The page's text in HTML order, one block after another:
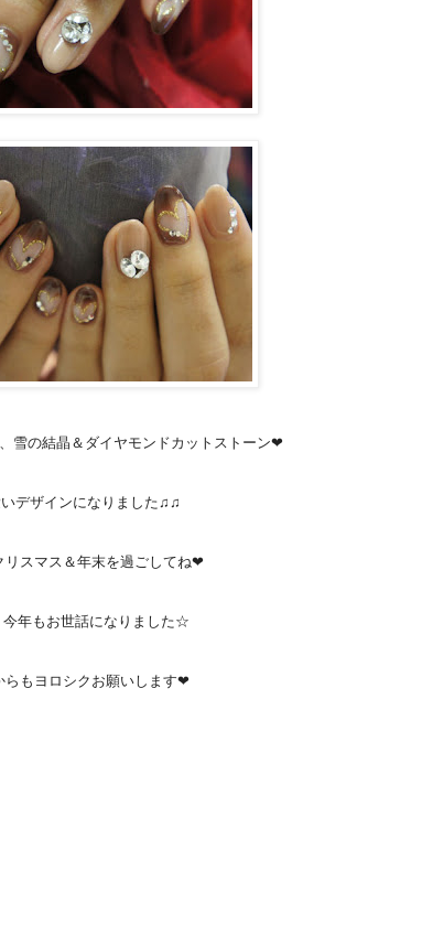
雪の結晶＆ダイヤモンドカットストーン❤
デザインになりました♫♫
リスマス＆年末を過ごしてね❤
今年もお世話になりました☆
らもヨロシクお願いします❤